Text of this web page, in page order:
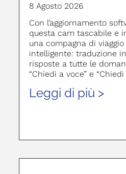
8 Agosto 2026
Con l’aggiornamento
questa cam tascabile e
una compagna di
intelligente: traduzione
risposte a tutte le
“Chiedi a voce” e “Chiedi
Leggi di più >